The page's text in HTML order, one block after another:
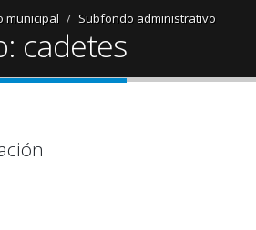
municipal Subfondo administrativo
cadetes